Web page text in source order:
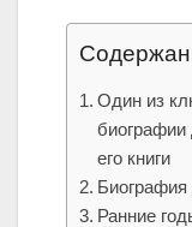
Один из
биографии
его книги
Ранние